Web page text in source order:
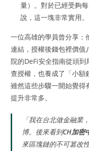
量）。對於已經受夠
說，這一塊非常實用。
一位高雄的學員曾分享
連結，授權後錢包裡價值
院的DeFi安全指南從頭
查授權，也養成了「小額
雖然這些步驟一開始覺得
提升非常多。
「我在台北做金融業
博。後來看到CH加密
來區塊鏈的不可篡改